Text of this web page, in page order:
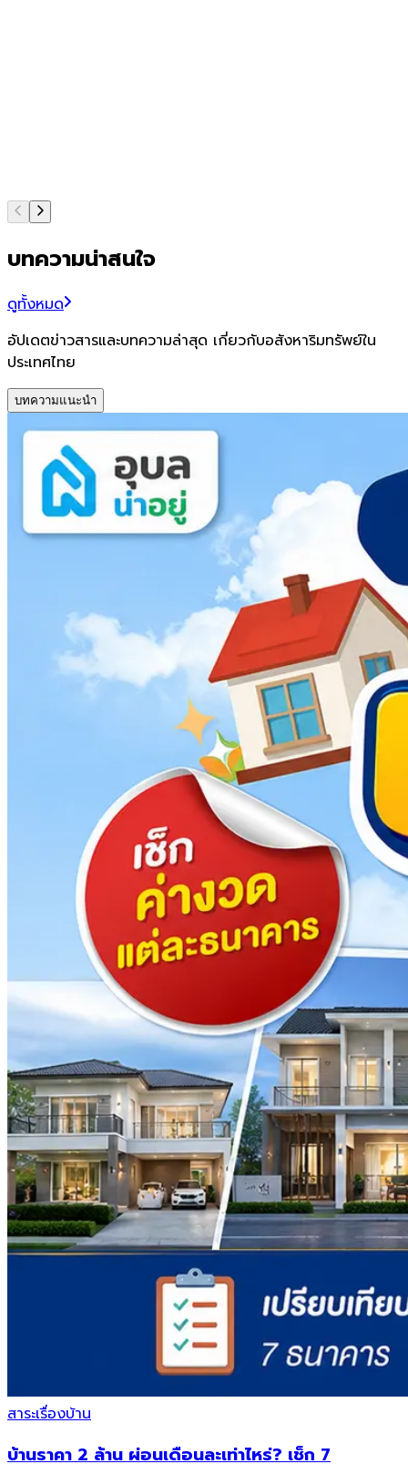
บทความน่าสนใจ
ดูทั้งหมด
อัปเดตข่าวสารและบทความล่าสุด เกี่ยวกับอสังหาริมทรัพย์ใน
ประเทศไทย
บทความแนะนำ
สาระเรื่องบ้าน
บ้านราคา 2 ล้าน ผ่อนเดือนละเท่าไหร่? เช็ก 7